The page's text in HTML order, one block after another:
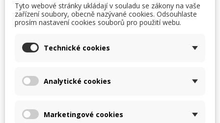
Uvedení do provozu a odzkoušení
Zjistit více
Tyto webové stránky ukládají v souladu se zákony na vaše
zařízení soubory, obecně nazývané cookies. Odsouhlaste
prosím nastavení cookies souborů pro použití webu.
Technické cookies
Analytické cookies
Marketingové cookies